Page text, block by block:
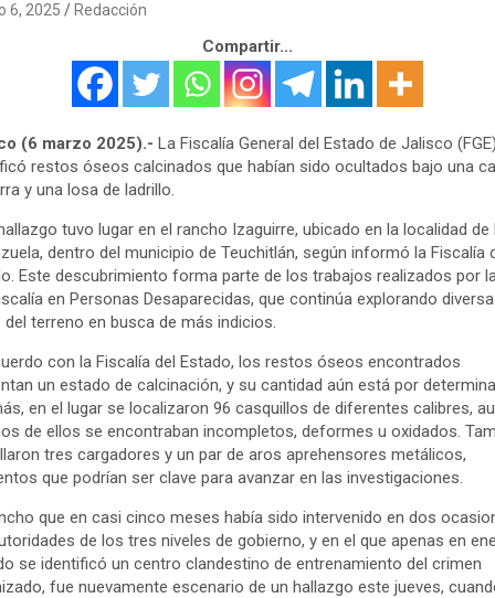
6, 2025 Redacción
Compartir...
(6 marzo 2025).- La Fiscalía General del Estado de Jalisco
restos óseos calcinados que habían sido ocultados bajo una
y una losa de ladrillo.
tuvo lugar en el rancho Izaguirre, ubicado en la localidad de
dentro del municipio de Teuchitlán, según informó la Fiscalía
Este descubrimiento forma parte de los trabajos realizados por
en Personas Desaparecidas, que continúa explorando
del terreno en busca de más indicios.
con la Fiscalía del Estado, los restos óseos encontrados
un estado de calcinación, y su cantidad aún está por
en el lugar se localizaron 96 casquillos de diferentes calibres,
de ellos se encontraban incompletos, deformes u oxidados.
tres cargadores y un par de aros aprehensores metálicos,
que podrían ser clave para avanzar en las investigaciones.
que en casi cinco meses había sido intervenido en dos
de los tres niveles de gobierno, y en el que apenas en
se identificó un centro clandestino de entrenamiento del crimen
fue nuevamente escenario de un hallazgo este jueves,